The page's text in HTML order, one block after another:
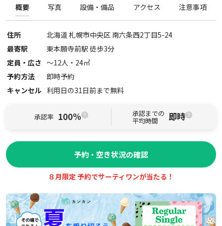
概要 写真 設備・備品 アクセス 注意事項
住所 北海道札幌市中央区 南六条西2丁目5-24
最寄駅
東本願寺前駅 徒歩3分
定員・広さ 〜12人・ 24㎡
予約方法
即時予約
キャンセル 利用日の31日前まで無料
承認率 100% 承認までの
平均時間 即時
予約・空き状況の確認
８月限定 予約でサーティワンが当たる！